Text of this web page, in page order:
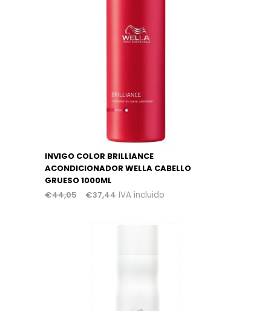
INVIGO COLOR BRILLIANCE
ACONDICIONADOR WELLA CABELLO
GRUESO 1000ML
€44,05 €37,44 IVA incluido